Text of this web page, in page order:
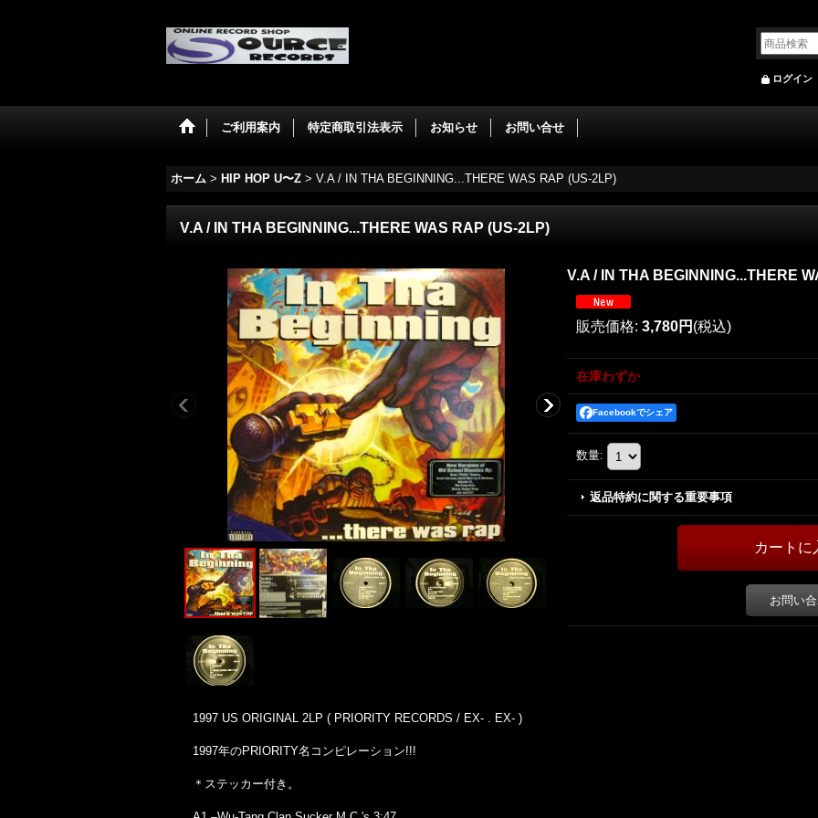
ログイン
ご利用案内 特定商取引法表示 お知らせ お問い合せ
ホーム > HIP HOP U〜Z > V.A‎ / IN THA BEGINNING...THERE WAS RAP (US-2LP)
V.A‎ / IN THA BEGINNING...THERE WAS RAP (US-2LP)
V.A‎ / IN THA BEGINNING...THERE
販売価格: 3,780円 (税込)
在庫わずか
Facebookでシェア
数量:
返品特約に関する重要事項
お問い
1997 US ORIGINAL 2LP ( PRIORITY RECORDS / EX- . EX- )
1997年のPRIORITY名コンピレーション!!!
＊ステッカー付き。